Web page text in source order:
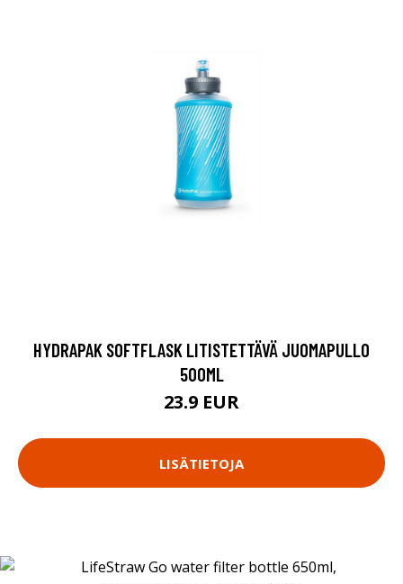
HYDRAPAK SOFTFLASK LITISTETTÄVÄ JUOMAPULLO
500ML
23.9 EUR
LISÄTIETOJA